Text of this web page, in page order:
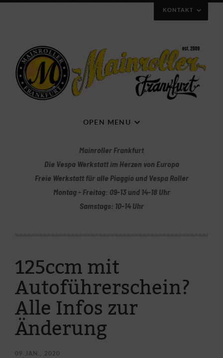
Mit Klick auf die Karte gelangt ihr zur Wegbeschreibung
Ostparkstraße 25
(069) 4898 2803
info@mainroller.de
Wenn Ihr Fragen habt, wendet euch gerne per
Telefon/Whatsapp mit obiger Nummer oder per E-Mail an uns.
KONTAKT
OPEN MENU
Mainroller Frankfurt
Die Vespa Werkstatt im Herzen von Europa
Freie Werkstatt für alle Piaggio und Vespa Roller
Montag - Freitag: 09-13 und 14-18 Uhr
Samstags: 10-14 Uhr
125ccm mit
Autoführerschein?
Alle Infos zur
Änderung
09 JAN., 2020